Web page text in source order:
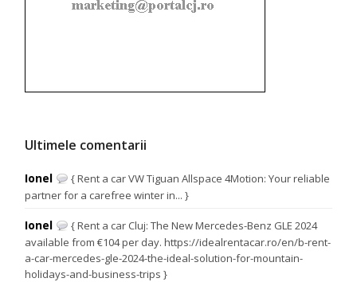
Ultimele comentarii
Ionel
{ Rent a car VW Tiguan Allspace 4Motion: Your reliable
partner for a carefree winter in... }
Ionel
{ Rent a car Cluj: The New Mercedes-Benz GLE 2024
available from €104 per day. https://idealrentacar.ro/en/b-rent-
a-car-mercedes-gle-2024-the-ideal-solution-for-mountain-
holidays-and-business-trips }